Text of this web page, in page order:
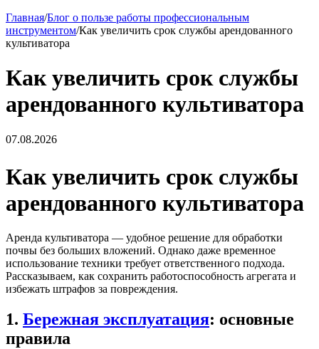
Главная/Блог о пользе работы профессиональным
инструментом/Как увеличить срок службы арендованного
культиватора
Как увеличить срок службы
арендованного культиватора
07.08.2026
Как увеличить срок службы
арендованного культиватора
Аренда культиватора — удобное решение для обработки
почвы без больших вложений. Однако даже временное
использование техники требует ответственного подхода.
Рассказываем, как сохранить работоспособность агрегата и
избежать штрафов за повреждения.
1. Бережная эксплуатация: основные
правила